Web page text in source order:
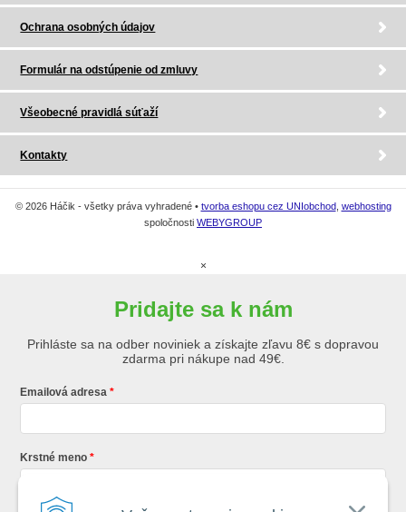
Ochrana osobných údajov
Formulár na odstúpenie od zmluvy
Všeobecné pravidlá súťaží
Kontakty
© 2026 Háčik - všetky práva vyhradené • tvorba eshopu cez UNIobchod, webhosting
spoločnosti WEBYGROUP
×
Pridajte sa k nám
Prihláste sa na odber noviniek a získajte zľavu 8€ s dopravou
zdarma pri nákupe nad 49€.
Emailová adresa
Krstné meno